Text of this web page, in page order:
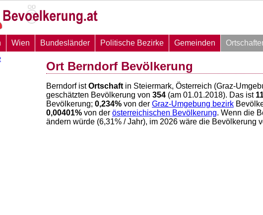
Wien Bundesländer Politische Bezirke Gemeinden
Ort Berndorf Bevölkerung
Berndorf istOrtschaft in Steiermark, Österreich (Graz-
geschätzten Bevölkerung von 354 (am 01.01.2018). Das ist
Bevölkerung; 0,234% von der Graz-Umgebung bezirk
0,00401% von der österreichischen Bevölkerung. Wenn die
ändern würde (6,31% / Jahr), im 2026 wäre die Bevölkerung